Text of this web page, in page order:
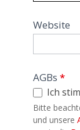
Website
AGBs *
Ich
Bitte
und unsere